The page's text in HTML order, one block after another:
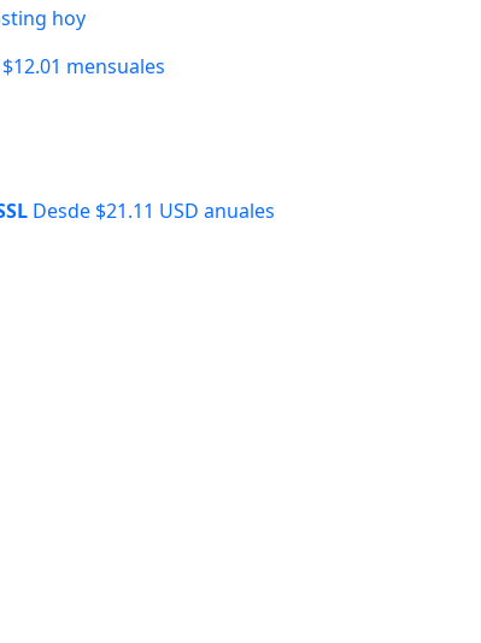
hoy
mensuales
Desde $21.11 USD anuales